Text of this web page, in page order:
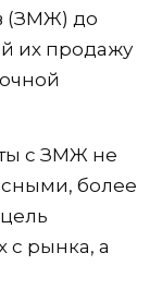
(ЗМЖ) до
их продажу
с ЗМЖ не
более
с рынка, а